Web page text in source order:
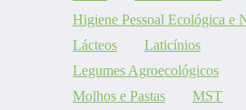
Higiene Pessoal Ecológica e
Lácteos
Laticínios
Legumes Agroecológicos
Molhos e Pastas
MST